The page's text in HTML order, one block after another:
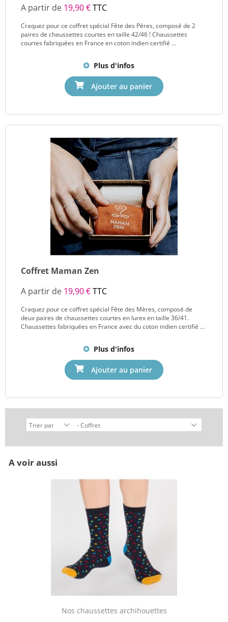
A partir de 19,90 €TTC
Craquez pour ce coffret spécial Fête des Pères, composé de 2
paires de chaussettes courtes en taille 42/46 ! Chaussettes
courtes fabriquées en France en coton indien certifié ...
Plus d'infos
Ajouter au panier
Coffret Maman Zen
A partir de 19,90 €TTC
Craquez pour ce coffret spécial Fête des Mères, composé de
deux paires de chaussettes courtes en lurex en taille 36/41.
Chaussettes fabriquées en France avec du coton indien certifié ...
Plus d'infos
Ajouter au panier
A voir aussi
Nos chaussettes archihouettes